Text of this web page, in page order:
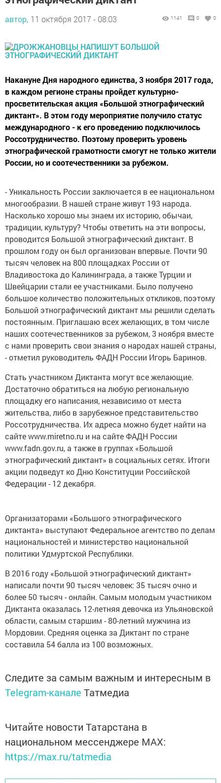
автор, 11 октября 2017 - 08:03 1141 0 0
Накануне Дня народного единства, 3 ноября 2017 года,
в каждом регионе страны пройдет культурно-
просветительская акция «Большой этнографический
диктант». В этом году мероприятие получило статус
международного - к его проведению подключилось
Россотрудничество. Поэтому проверить уровень
этнографической грамотности смогут не только жители
России, но и соотечественники за рубежом.
- Уникальность России заключается в ее национальном
многообразии. В нашей стране живут 193 народа.
Насколько хорошо мы знаем их историю, обычаи,
традиции, культуру? Чтобы ответить на эти вопросы,
проводится Большой этнографический диктант. В
прошлом году он был организован впервые. Почти 90
тысяч человек на 800 площадках России от
Владивостока до Калининграда, а также Турции и
Швейцарии стали ее участниками. Было получено
большое количество положительных откликов, поэтому
Большой этнографический диктант мы решили сделать
постоянным. Приглашаю всех желающих, в том числе
наших соотечественников за рубежом, 3 ноября вместе
с нами проверить свои знания о народах нашей страны,
- отметил руководитель ФАДН России Игорь Баринов.
Стать участником Диктанта могут все желающие.
Достаточно обратиться на любую региональную
площадку его написания, независимо от места
жительства, либо в зарубежное представительство
Россотрудничества. Их адреса можно будет найти на
сайте www.miretno.ru и на сайте ФАДН России
www.fadn.gov.ru, а также в группах «Большой
этнографический диктант» в социальных сетях. Итоги
акции подведут ко Дню Конституции Российской
Федерации - 12 декабря.
Организаторами «Большого этнографического
диктанта» выступают Федеральное агентство по делам
национальностей и министерство национальной
политики Удмуртской Республики.
В 2016 году «Большой этнографический диктант»
написали почти 90 тысяч человек: 35 тысяч очно и
более 50 тысяч - онлайн. Самым молодым участником
Диктанта оказалась 12-летняя девочка из Ульяновской
области, самым старшим - 80-летний мужчина из
Мордовии. Средняя оценка за Диктант по стране
составила 54 балла из 100 возможных.
Следите за самым важным и интересным в
Telegram-канале Татмедиа
Читайте новости Татарстана в
национальном мессенджере MАХ:
https://max.ru/tatmedia